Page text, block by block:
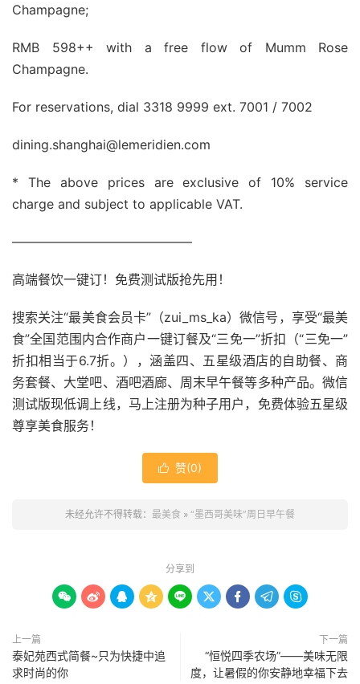
Champagne;
RMB 598++ with a free flow of Mumm Rose
Champagne.
For reservations, dial 3318 9999 ext. 7001 / 7002
dining.shanghai@lemeridien.com
* The above prices are exclusive of 10% service
charge and subject to applicable VAT.
——————————————
高端餐饮一键订！免费测试版抢先用！
搜索关注“最美食会员卡”（zui_ms_ka）微信号，享受“最美
食”全国范围内合作商户一键订餐及“三免一”折扣（“三免一”
折扣相当于6.7折。），涵盖四、五星级酒店的自助餐、商
务套餐、大堂吧、酒吧酒廊、周末早午餐等多种产品。微信
测试版现低调上线，马上注册为种子用户，免费体验五星级
尊享美食服务！
 赞(0)
未经允许不得转载： 最美食 » “墨西哥美味”周日早午餐
分享到
        
上一篇
泰妃苑西式简餐~只为快捷中追
求时尚的你
下一篇
“恒悦四季农场”——美味无限
度，让暑假的你安静地幸福下去